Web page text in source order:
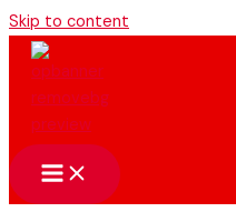
Skip to content